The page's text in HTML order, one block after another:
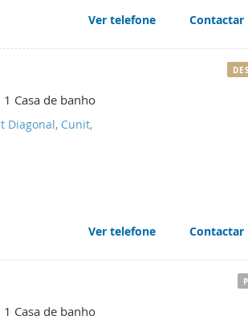
Ver telefone Contactar
1 Casa de banho
Diagonal, Cunit,
Ver telefone Contactar
1 Casa de banho